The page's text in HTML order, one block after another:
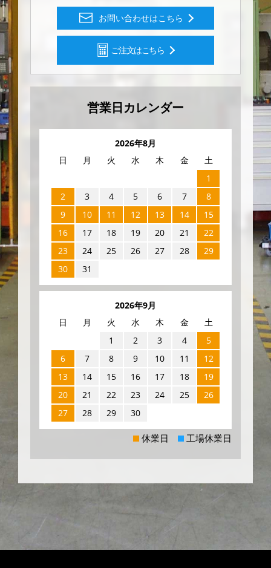
お問い合わせはこちら
ご注文はこちら
営業日カレンダー
2026年8月
日
月 火 水 木 金
土
1
2
3 4 5 6 7
8
9
10 11 12 13 14
15
16
17 18 19 20 21
22
23
24 25 26 27 28
29
30
31
2026年9月
日
月 火 水 木 金
土
1
2 3 4
5
6
7 8 9 10 11
12
13
14 15 16 17 18
19
20
21 22 23 24 25
26
27
28 29 30
休業日 工場休業日